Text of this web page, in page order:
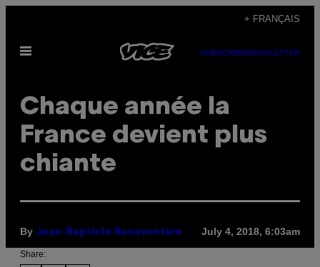
content
+ FRANÇAIS
Open
SUBSCRIBENEWSLETTER
Chaque année la
France devient plus
chiante
By Jean-Baptiste Bonaventure July 4, 2018, 6:03am
Share: